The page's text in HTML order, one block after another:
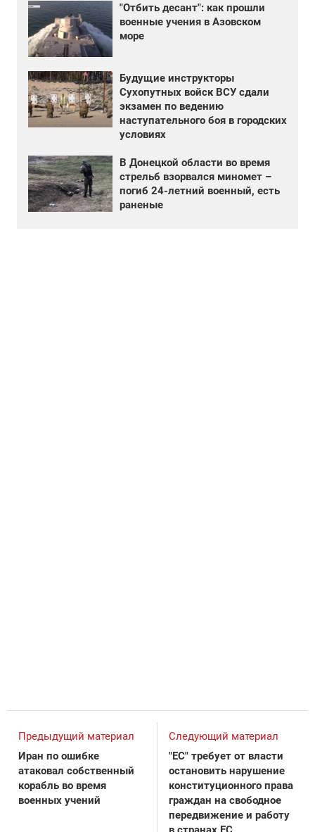
"Отбить десант": как прошли
военные учения в Азовском
море
Будущие инструкторы
Сухопутных войск ВСУ сдали
экзамен по ведению
наступательного боя в городских
условиях
В Донецкой области во время
стрельб взорвался миномет –
погиб 24-летний военный, есть
раненые
Предыдущий материал
Иран по ошибке
атаковал собственный
корабль во время
военных учений
Следующий материал
"ЕС" требует от власти
остановить нарушение
конституционного права
граждан на свободное
передвижение и работу